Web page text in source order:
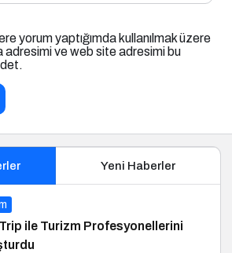
yorum yaptığımda kullanılmak üzere
adresimi ve web site adresimi bu
Yeni Haberler
ile Turizm Profesyonellerini